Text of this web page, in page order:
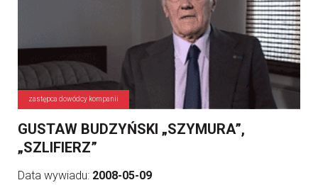
zastępca dowódcy kompanii
GUSTAW BUDZYŃSKI „SZYMURA”,
„SZLIFIERZ”
Data wywiadu: 2008-05-09